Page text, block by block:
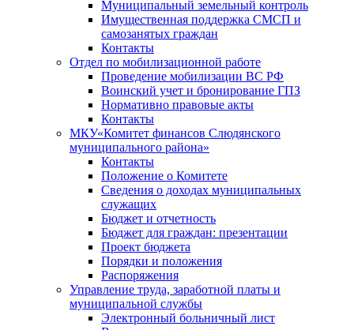
Муниципальный земельный контроль
Имущественная поддержка СМСП и
самозанятых граждан
Контакты
Отдел по мобилизационной работе
Проведение мобилизации ВС РФ
Воинский учет и бронирование ГПЗ
Нормативно правовые акты
Контакты
МКУ«Комитет финансов Слюдянского
муниципального района»
Контакты
Положение о Комитете
Сведения о доходах муниципальных
служащих
Бюджет и отчетность
Бюджет для граждан: презентации
Проект бюджета
Порядки и положения
Распоряжения
Управление труда, заработной платы и
муниципальной службы
Электронный больничный лист